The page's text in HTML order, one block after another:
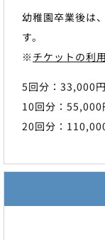
幼稚園卒業後は
す。
※ チケットの利
5回分：33,000円
10回分：55,000
20回分：